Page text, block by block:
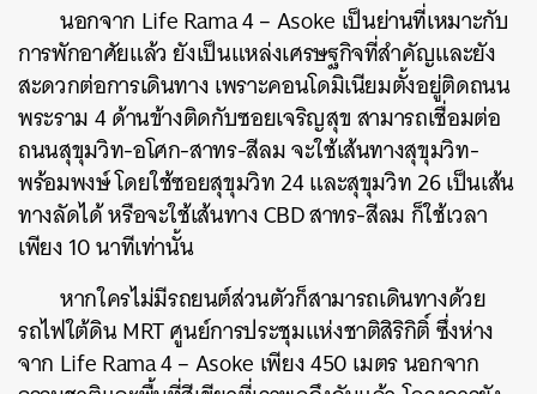
นอกจาก Life Rama 4 – Asoke เป็นย่านที่เหมาะกับ
การพักอาศัยแล้ว ยังเป็นแหล่งเศรษฐกิจที่สำคัญและยัง
สะดวกต่อการเดินทาง เพราะคอนโดมิเนียมตั้งอยู่ติดถนน
พระราม 4 ด้านข้างติดกับซอยเจริญสุข สามารถเชื่อมต่อ
ถนนสุขุมวิท-อโศก-สาทร-สีลม จะใช้เส้นทางสุขุมวิท-
พร้อมพงษ์ โดยใช้ซอยสุขุมวิท 24 และสุขุมวิท 26 เป็นเส้น
ทางลัดได้ หรือจะใช้เส้นทาง CBD สาทร-สีลม ก็ใช้เวลา
เพียง 10 นาทีเท่านั้น
หากใครไม่มีรถยนต์ส่วนตัวก็สามารถเดินทางด้วย
รถไฟใต้ดิน MRT ศูนย์การประชุมแห่งชาติสิริกิติ์ ซึ่งห่าง
จาก Life Rama 4 – Asoke เพียง 450 เมตร นอกจาก